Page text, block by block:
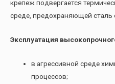
крепеж подвергается
среде, предохраняющей сталь
Эксплуатация
в агрессивной среде
процессов;